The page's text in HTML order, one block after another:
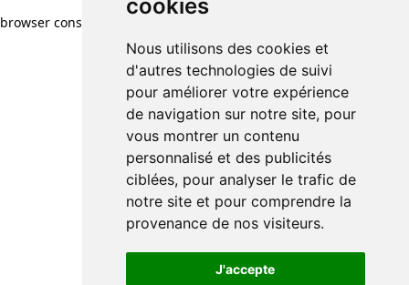
cookies
Nous utilisons des cookies et
d'autres technologies de suivi
pour améliorer votre expérience
de navigation sur notre site, pour
vous montrer un contenu
personnalisé et des publicités
ciblées, pour analyser le trafic de
notre site et pour comprendre la
provenance de nos visiteurs.
J'accepte
browser console for more information)